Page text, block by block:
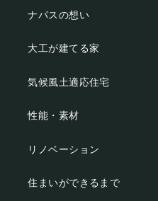
ナパスの想い
大工が建てる家
気候風土適応住宅
性能・素材
リノベーション
住まいができるまで